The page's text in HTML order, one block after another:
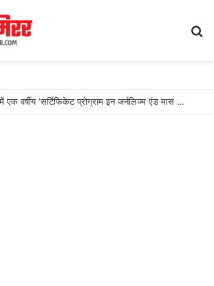
सूरत : VNSGU में एक वर्षीय ‘सर्टिफिकेट प्रोग्राम इन जर्नलिज्म एंड मास कम्युनिकेशन’ का शुभारंभ